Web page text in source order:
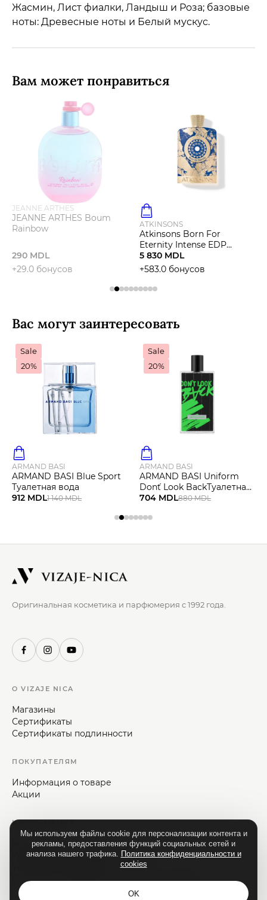
Жасмин, Лист фиалки, Ландыш и Роза; базовые
ноты: Древесные ноты и Белый мускус.
Вам может понравиться
JEANNE ARTHES
JEANNE ARTHES Boum
Rainbow
290 MDL
+29.0 бонусов
ATKINSONS
Atkinsons Born For
Eternity Intense EDP
Парфюмированная вода
5 830 MDL
+583.0 бонусов
Вас могут заинтересовать
Sale
20%
ARMAND BASI
ARMAND BASI Blue Sport
Туалетная вода
912 MDL1 140 MDL
Sale
20%
ARMAND BASI
ARMAND BASI Uniform
Don´t Look BackТуалетная
вода
704 MDL880 MDL
Оригинальная косметика и парфюмерия с 1992 года.
О VIZAJE NICA
Магазины
Сертификаты
Сертификаты подлинности
ПОКУПАТЕЛЯМ
Информация о товаре
Акции
ИНФОРМАЦИЯ
Контакты
Информация для потребителей
Политика конфиденциальности и cookies
Мы используем файлы cookie для персонализации контента и
рекламы, предоставления функций социальных сетей и
анализа нашего трафика. Политика конфиденциальности и
cookies
OK